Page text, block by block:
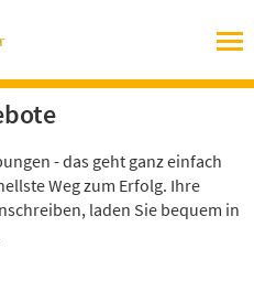
- das geht ganz einfach
Weg zum Erfolg. Ihre
laden Sie bequem in